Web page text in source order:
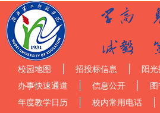
校园地图 招投标信息 阳光
办事快速通道
信息公开
年度教学日历
校内常用电话